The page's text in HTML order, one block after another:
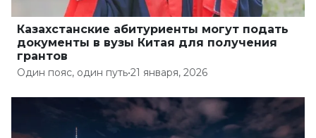
Казахстанские абитуриенты могут подать
документы в вузы Китая для получения
грантов
Один пояс, один путь•21 января, 2026